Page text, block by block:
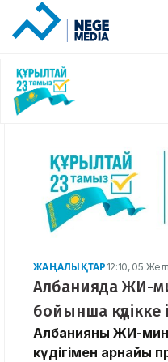
ЖАҢАЛЫҚТАР 12:10, 05
Албанияда ЖИ-
бойынша күдікке
Албанияның ЖИ-
күдігімен арнайы